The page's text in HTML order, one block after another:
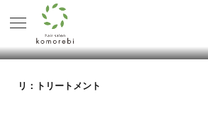
リ：トリートメント